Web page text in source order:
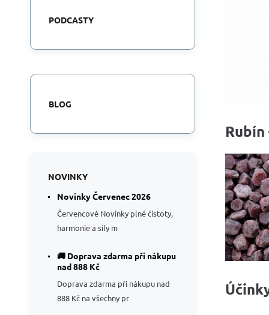
PODCASTY
BLOG
NOVINKY
Novinky Červenec 2026
Červencové Novinky plné čistoty,
harmonie a síly m
🚚 Doprava zdarma při nákupu
nad 888 Kč
Doprava zdarma při nákupu nad
888 Kč na všechny pr